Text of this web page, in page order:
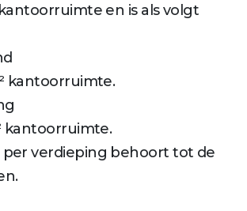
en is als volgt
kantoorruimte.
kantoorruimte.
verdieping behoort tot de